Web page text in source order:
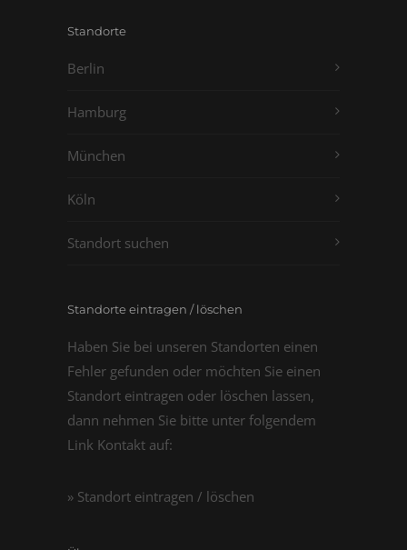
Standorte
Berlin
Hamburg
München
Köln
Standort suchen
Standorte eintragen / löschen
Haben Sie bei unseren Standorten einen
Fehler gefunden oder möchten Sie einen
Standort eintragen oder löschen lassen,
dann nehmen Sie bitte unter folgendem
Link Kontakt auf:
» Standort eintragen / löschen